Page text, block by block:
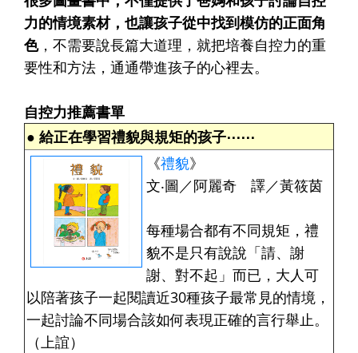
力的情境素材，也讓孩子從中找到模仿的正面角
色，不需要說長篇大道理，就把培養自控力的重
要性和方法，通通帶進孩子的心裡去。
自控力推薦書單
● 給正在學習禮貌與規矩的孩子⋯⋯
《禮貌》
文‧圖／阿麗奇 譯／黃筱茵
每種場合都有不同規矩，禮
貌不是只有說說「請、謝
謝、對不起」而已，大人可
以陪著孩子一起閱讀近30種孩子最常見的情境，
一起討論不同場合該如何表現正確的言行舉止。
（上誼）